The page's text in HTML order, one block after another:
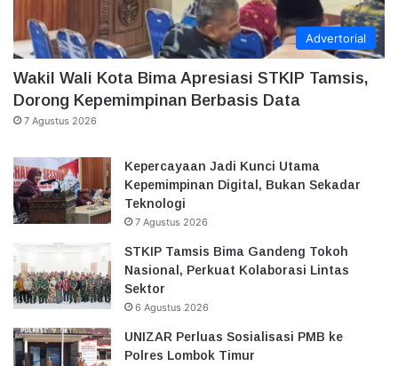
Advertorial
Wakil Wali Kota Bima Apresiasi STKIP Tamsis,
Dorong Kepemimpinan Berbasis Data
7 Agustus 2026
Kepercayaan Jadi Kunci Utama
Kepemimpinan Digital, Bukan Sekadar
Teknologi
7 Agustus 2026
STKIP Tamsis Bima Gandeng Tokoh
Nasional, Perkuat Kolaborasi Lintas
Sektor
6 Agustus 2026
UNIZAR Perluas Sosialisasi PMB ke
Polres Lombok Timur